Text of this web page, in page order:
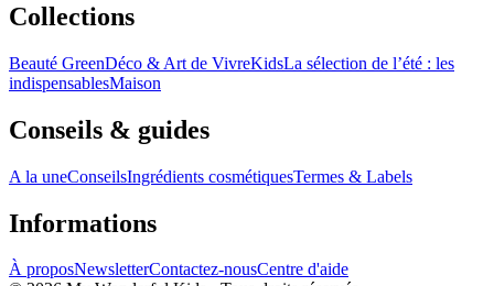
Collections
Beauté GreenDéco & Art de VivreKidsLa sélection de l’été : les
indispensablesMaison
Conseils & guides
A la uneConseilsIngrédients cosmétiquesTermes & Labels
Informations
À proposNewsletterContactez-nousCentre d'aide